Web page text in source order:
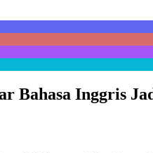
Bahasa Inggris